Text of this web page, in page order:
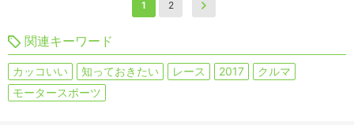
1 2
関連キーワード
カッコいい 知っておきたい レース 2017
クルマ
モータースポーツ